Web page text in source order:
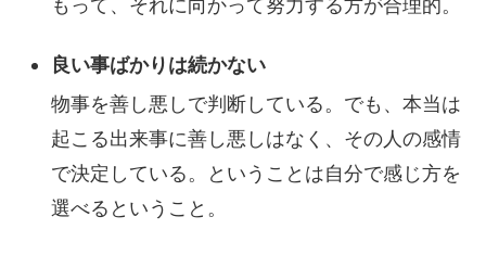
もって、それに向かって努力する方が合理的。
良い事ばかりは続かない
物事を善し悪しで判断している。でも、本当は
起こる出来事に善し悪しはなく、その人の感情
で決定している。ということは自分で感じ方を
選べるということ。